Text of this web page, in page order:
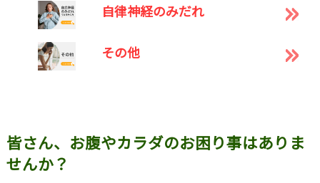
自律神経のみだれ
その他
皆さん、お腹やカラダのお困り事はありま
せんか？